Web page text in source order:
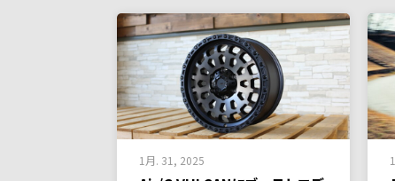
1月. 31, 2025